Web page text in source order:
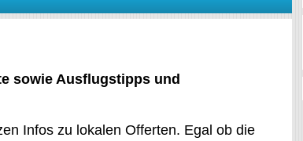
sowie Ausflugstipps und
Infos zu lokalen Offerten. Egal ob die